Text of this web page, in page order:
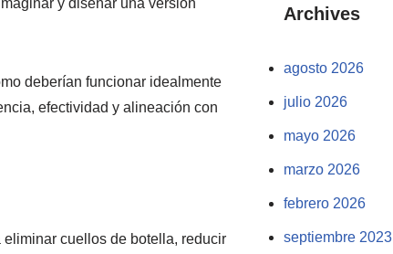
y diseñar una versión
deberían funcionar idealmente
efectividad y alineación con
cuellos de botella, reducir
Archives
agosto 2026
julio 2026
mayo 2026
marzo 2026
febrero 2026
septiembre 2023